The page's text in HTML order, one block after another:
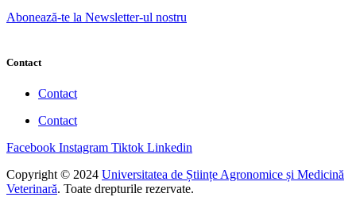
Abonează-te la Newsletter-ul nostru
Contact
Contact
Contact
Facebook Instagram Tiktok Linkedin
Copyright © 2024 Universitatea de Științe Agronomice și Medicină
Veterinară. Toate drepturile rezervate.